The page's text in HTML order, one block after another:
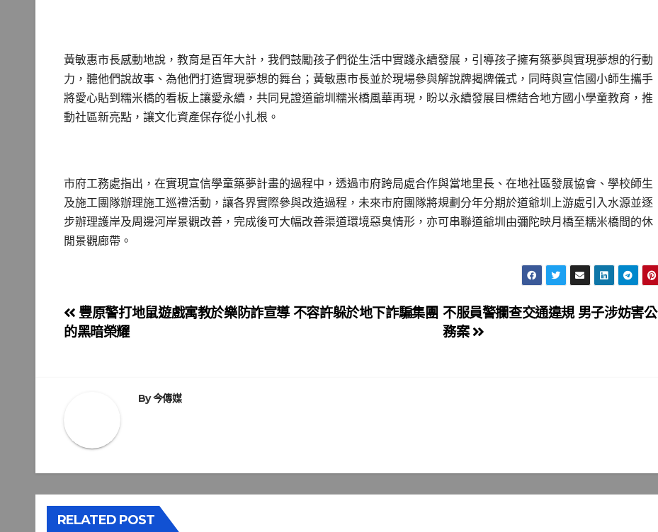
黃敏惠市長感動地說，教育是百年大計，我們鼓勵孩子們從生活中實踐永續發展，引導孩子擁有築夢與實現夢想的行動
力，聽他們說故事、為他們打造實現夢想的舞台；黃敏惠市長並於現場參與解說牌揭牌儀式，同時與宣信國小師生攜手
將愛心貼到糯米橋的看板上讓愛永續，共同見證道爺圳糯米橋風華再現，盼以永續發展目標結合地方國小學童教育，推
動社區新亮點，讓文化資產保存從小扎根。
市府工務處指出，在實現宣信學童築夢計畫的過程中，透過市府跨局處合作與當地里長、在地社區發展協會、學校師生
及施工團隊辦理施工巡禮活動，讓各界實際參與改造過程，未來市府團隊將規劃分年分期於道爺圳上游處引入水源並逐
步辦理護岸及周邊河岸景觀改善，完成後可大幅改善渠道環境惡臭情形，亦可串聯道爺圳由彌陀映月橋至糯米橋間的休
閒景觀廊帶。
文
章
不服員警攔查交通違規 男子涉妨害公
務案
豐原警打地鼠遊戲寓教於樂防詐宣導 不容許躲於地下詐騙集團
的黑暗榮耀
By今傳媒
RELATED POST